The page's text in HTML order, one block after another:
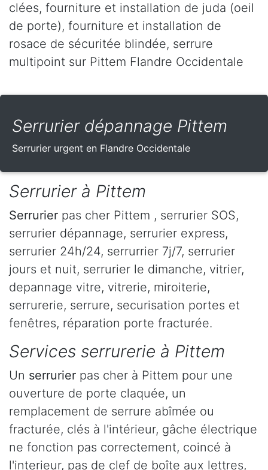
clées, fourniture et installation de juda (oeil
de porte), fourniture et installation de
rosace de sécuritée blindée, serrure
multipoint sur Pittem Flandre Occidentale
Serrurier dépannage Pittem
Serrurier urgent en Flandre Occidentale
Serrurier à Pittem
Serrurier pas cher Pittem , serrurier SOS,
serrurier dépannage, serrurier express,
serrurier 24h/24, serrurrier 7j/7, serrurier
jours et nuit, serrurier le dimanche, vitrier,
depannage vitre, vitrerie, miroiterie,
serrurerie, serrure, securisation portes et
fenêtres, réparation porte fracturée.
Services serrurerie à Pittem
Un serrurier pas cher à Pittem pour une
ouverture de porte claquée, un
remplacement de serrure abîmée ou
fracturée, clés à l'intérieur, gâche électrique
ne fonction pas correctement, coincé à
l'interieur, pas de clef de boîte aux lettres,